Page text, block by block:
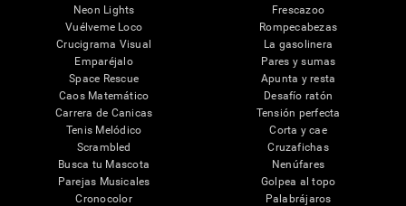
Neon Lights
Vuélveme Loco
Crucigrama Visual
Emparéjalo
Space Rescue
Caos Matemático
Carrera de Canicas
Tenis Melódico
Scrambled
Busca tu Mascota
Parejas Musicales
Cronocolor
Frescazoo
Rompecabezas
La gasolinera
Pares y sumas
Apunta y resta
Desafío ratón
Tensión perfecta
Corta y cae
Cruzafichas
Nenúfares
Golpea al topo
Palabrájaros